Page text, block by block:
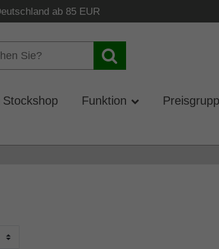
ab 85 EUR
Funktion